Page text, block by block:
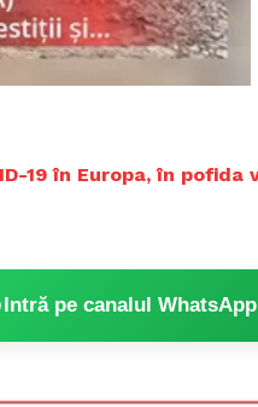
19 în Europa, în pofida
Intră pe canalul WhatsApp